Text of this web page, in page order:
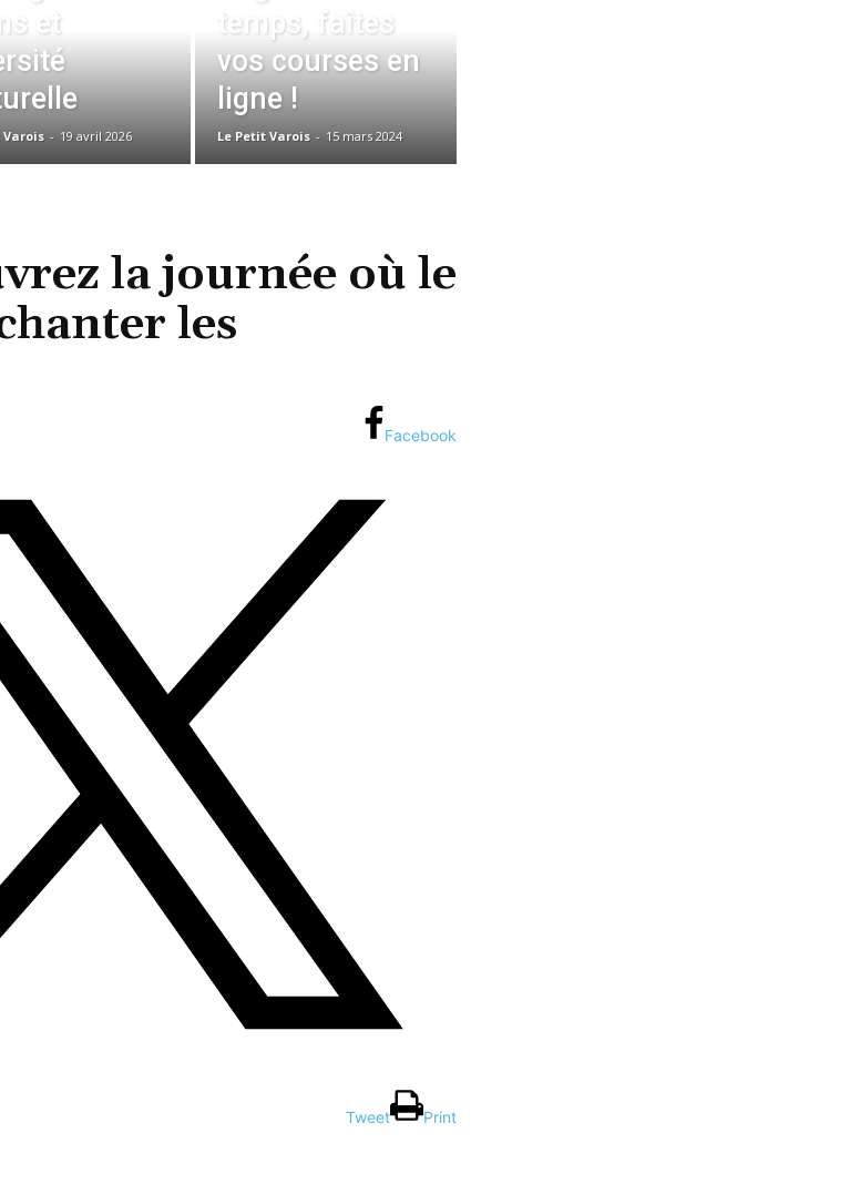
et
Varois - 19 avril 2026
temps, faîtes
vos courses en
ligne !
Le Petit Varois - 15 mars 2024
la journée où le
les
Facebook
Tweet Print